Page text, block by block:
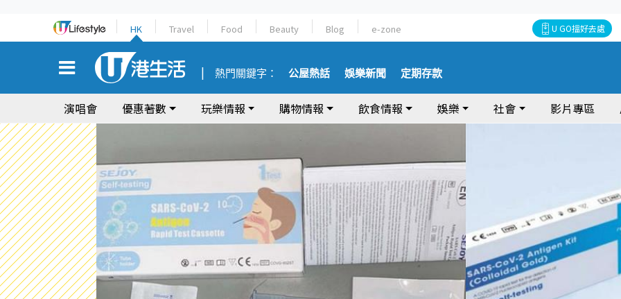
HK Travel Food Beauty Blog e-zone U GO搵好去處
熱門關鍵字： 公屋熱話 娛樂新聞 定期存款
演唱會 優惠著數 玩樂情報 購物情報 飲食情報 娛樂 社會 影片專區